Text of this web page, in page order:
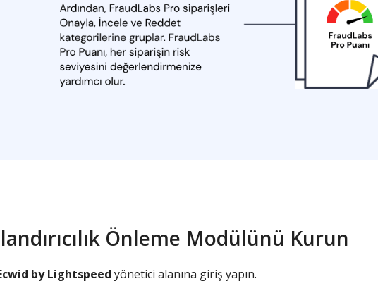
Önleme Modülünü Kurun
by Lightspeed yönetici alanına giriş yapın.